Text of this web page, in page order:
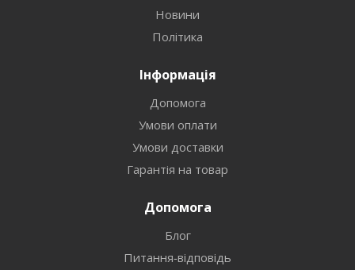
Новини
Політика
Інформація
Допомога
Умови оплати
Умови доставки
Гарантія на товар
Допомога
Блог
Питання-відповідь